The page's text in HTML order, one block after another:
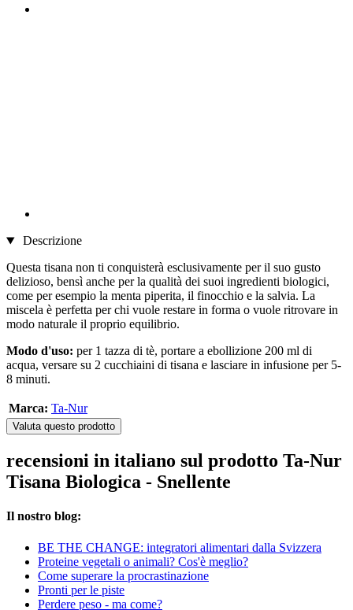
Descrizione
Questa tisana non ti conquisterà esclusivamente per il suo gusto
delizioso, bensì anche per la qualità dei suoi ingredienti biologici,
come per esempio la menta piperita, il finocchio e la salvia. La
miscela è perfetta per chi vuole restare in forma o vuole ritrovare in
modo naturale il proprio equilibrio.
Modo d'uso: per 1 tazza di tè, portare a ebollizione 200 ml di
acqua, versare su 2 cucchiaini di tisana e lasciare in infusione per 5-
8 minuti.
Marca: Ta-Nur
Valuta questo prodotto
recensioni in italiano sul prodotto Ta-Nur
Tisana Biologica - Snellente
Il nostro blog:
BE THE CHANGE: integratori alimentari dalla Svizzera
Proteine vegetali o animali? Cos'è meglio?
Come superare la procrastinazione
Pronti per le piste
Perdere peso - ma come?